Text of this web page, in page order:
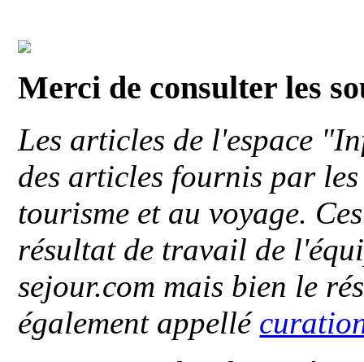
Merci de consulter les
Les articles de l'espace
des articles fournis par
tourisme et au voyage.
résultat de travail de
sejour.com mais bien le
également appellé